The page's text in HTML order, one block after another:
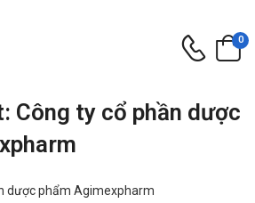
0
Công ty cổ phần dược
dược phẩm Agimexpharm